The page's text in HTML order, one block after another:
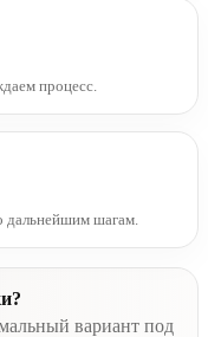
процесс.
дальнейшим шагам.
вариант под